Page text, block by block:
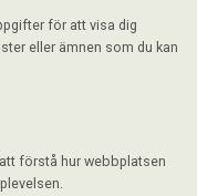
för att visa dig
eller ämnen som du kan
förstå hur webbplatsen